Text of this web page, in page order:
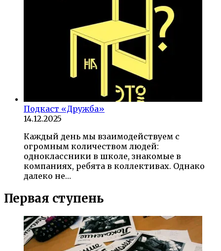
Подкаст «Дружба»
14.12.2025
Каждый день мы взаимодействуем с
огромным количеством людей:
одноклассники в школе, знакомые в
компаниях, ребята в коллективах. Однако
далеко не…
Первая ступень